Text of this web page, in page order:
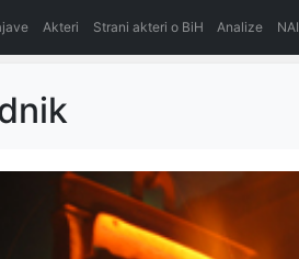
Akteri Strani akteri o BiH Analize NAI